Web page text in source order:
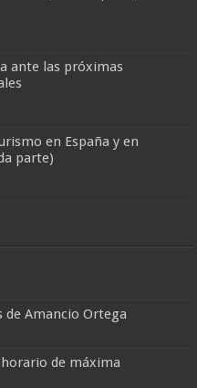
ante las próximas
en España y en
parte)
de Amancio Ortega
de máxima